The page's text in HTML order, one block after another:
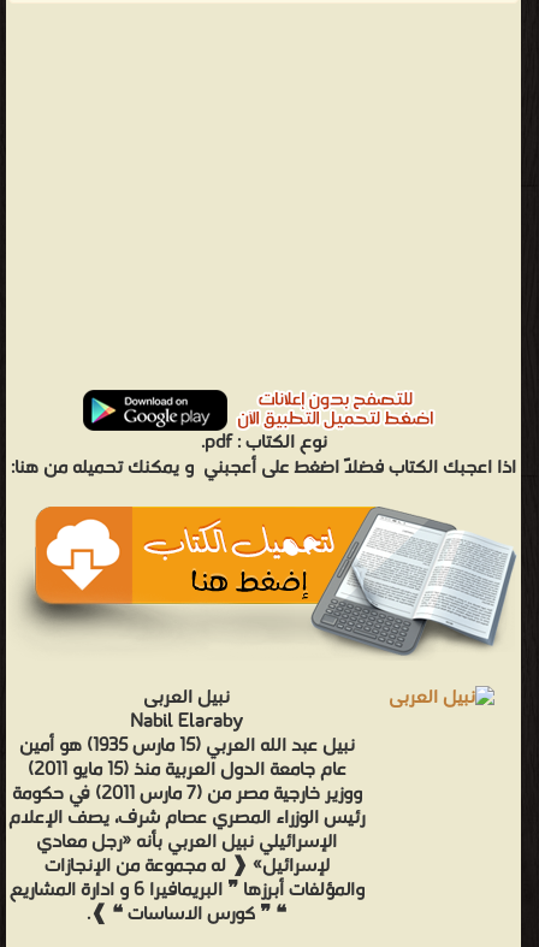
نوع الكتاب :pdf.
اذا اعجبك الكتاب فضلاً اضغط على أعجبني و يمكنك تحميله من هنا:
نبيل العربى
Nabil Elaraby
نبيل عبد الله العربي (15 مارس 1935) هو أمين
عام جامعة الدول العربية منذ (15 مايو 2011)
ووزير خارجية مصر من (7 مارس 2011) في حكومة
رئيس الوزراء المصري عصام شرف، يصف الإعلام
الإسرائيلي نبيل العربي بأنه «رجل معادي
لإسرائيل» ❰ له مجموعة من الإنجازات
والمؤلفات أبرزها ❞ البريمافيرا 6 و ادارة المشاريع
❝ ❞ كورس الاساسات ❝ ❱.